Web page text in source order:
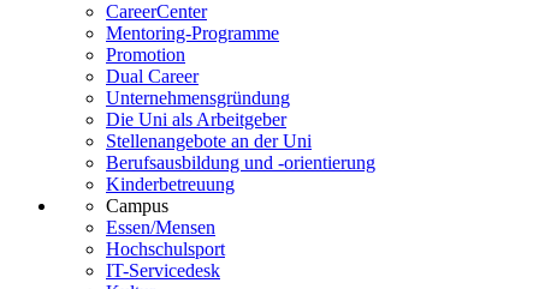
CareerCenter
Mentoring-Programme
Promotion
Dual Career
Unternehmensgründung
Die Uni als Arbeitgeber
Stellenangebote an der Uni
Berufsausbildung und -orientierung
Kinderbetreuung
Campus
Essen/Mensen
Hochschulsport
IT-Servicedesk